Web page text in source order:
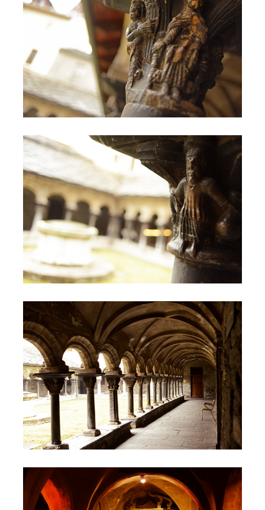
Complesso di Sant'Orso
Complesso di Sant'Orso
Complesso di Sant'Orso